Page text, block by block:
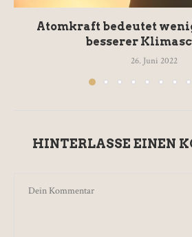
Atomkraft bedeutet
besserer
26. Juni 2022
HINTERLASSE EINEN